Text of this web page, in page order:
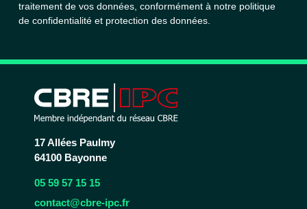
traitement de vos données, conformément à notre politique
de confidentialité et protection des données.
17 Allées Paulmy
64100 Bayonne
05 59 57 15 15
contact@cbre-ipc.fr